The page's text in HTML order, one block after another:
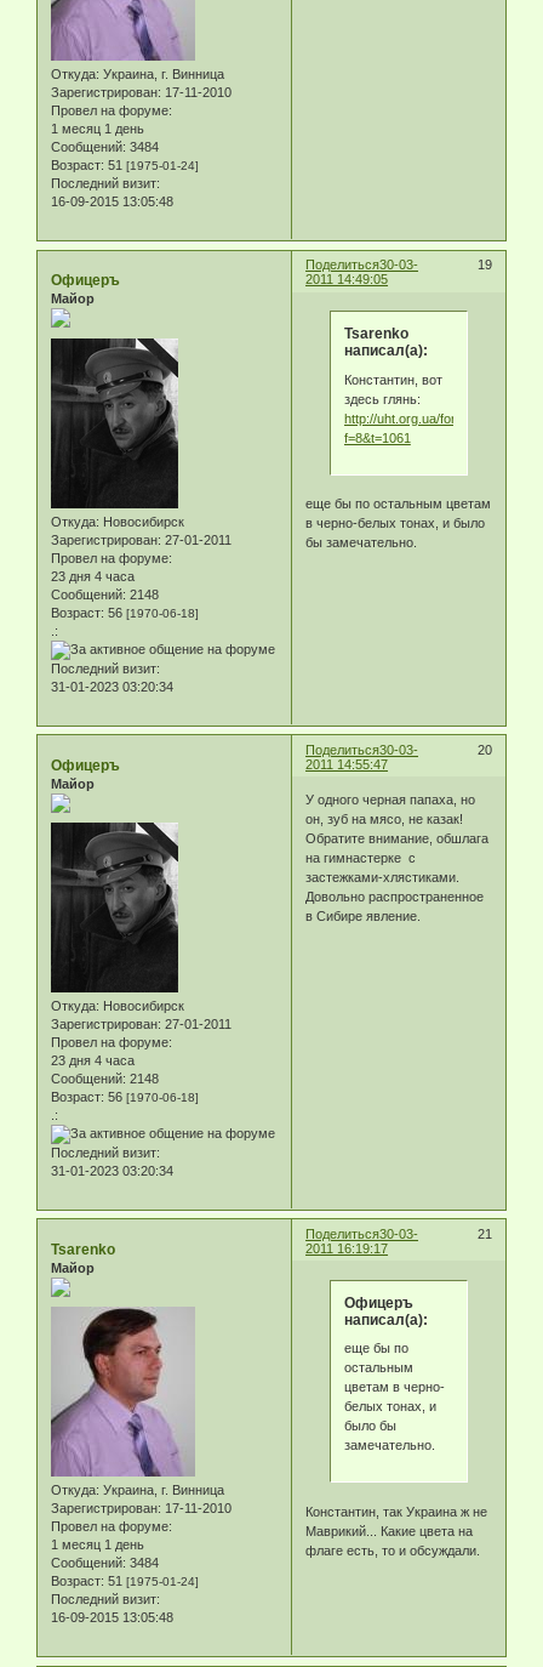
Откуда: Украина, г. Винница
Зарегистрирован: 17-11-2010
Провел на форуме:
1 месяц 1 день
Сообщений: 3484
Возраст: 51 [1975-01-24]
Последний визит:
16-09-2015 13:05:48
Поделиться 19
30-03-
2011 14:49:05
Офицеръ
Майор
Откуда: Новосибирск
Зарегистрирован: 27-01-2011
Провел на форуме:
23 дня 4 часа
Сообщений: 2148
Возраст: 56 [1970-06-18]
.:
Последний визит:
31-01-2023 03:20:34
Tsarenko
написал(а):
Константин, вот
здесь глянь:
http://uht.org.ua/forum/
f=8&t=1061
еще бы по остальным цветам
в черно-белых тонах, и было
бы замечательно.
Поделиться 20
30-03-
2011 14:55:47
Офицеръ
Майор
Откуда: Новосибирск
Зарегистрирован: 27-01-2011
Провел на форуме:
23 дня 4 часа
Сообщений: 2148
Возраст: 56 [1970-06-18]
.:
Последний визит:
31-01-2023 03:20:34
У одного черная папаха, но
он, зуб на мясо, не казак!
Обратите внимание, обшлага
на гимнастерке с
застежками-хлястиками.
Довольно распространенное
в Сибире явление.
Поделиться 21
30-03-
2011 16:19:17
Tsarenko
Майор
Откуда: Украина, г. Винница
Зарегистрирован: 17-11-2010
Провел на форуме:
1 месяц 1 день
Сообщений: 3484
Возраст: 51 [1975-01-24]
Последний визит:
16-09-2015 13:05:48
Офицеръ
написал(а):
еще бы по
остальным
цветам в черно-
белых тонах, и
было бы
замечательно.
Константин, так Украина ж не
Маврикий... Какие цвета на
флаге есть, то и обсуждали.